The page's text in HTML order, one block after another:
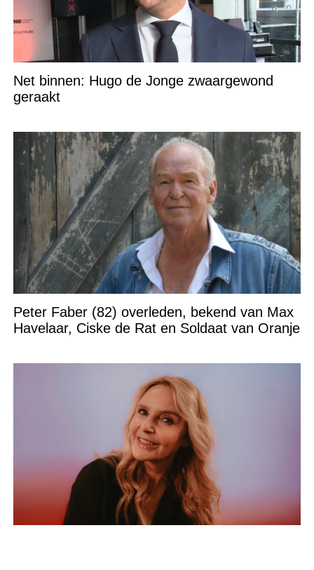
Net binnen: Hugo de Jonge zwaargewond
geraakt
Peter Faber (82) overleden, bekend van Max
Havelaar, Ciske de Rat en Soldaat van Oranje